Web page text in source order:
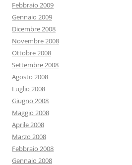
Febbraio 2009
Gennaio 2009
Dicembre 2008
Novembre 2008
Ottobre 2008
Settembre 2008
Agosto 2008
Luglio 2008
Giugno 2008
Maggio 2008
Aprile 2008
Marzo 2008
Febbraio 2008
Gennaio 2008